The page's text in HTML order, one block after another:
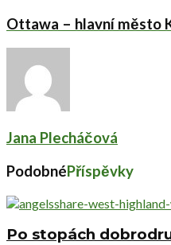
Ottawa – hlavní město
Jana Plecháčová
PodobnéPříspěvky
Po stopách